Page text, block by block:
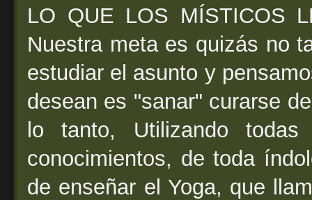
LO QUE LOS MÍSTICOS
Nuestra meta es quizás no
estudiar el asunto y
desean es "sanar" curarse
lo tanto, Utilizando
conocimientos, de toda
de enseñar el Yoga, que